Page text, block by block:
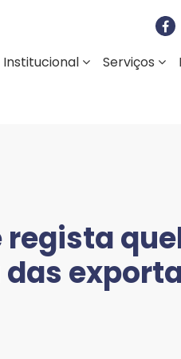
Institucional Serviços
regista